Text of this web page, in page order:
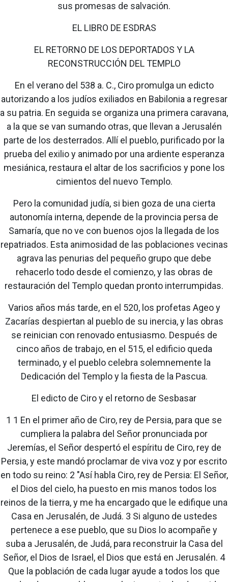
sus promesas de salvación.
EL LIBRO DE ESDRAS
EL RETORNO DE LOS DEPORTADOS Y LA
RECONSTRUCCIÓN DEL TEMPLO
En el verano del 538 a. C., Ciro promulga un edicto
autorizando a los judíos exiliados en Babilonia a regresar
a su patria. En seguida se organiza una primera caravana,
a la que se van sumando otras, que llevan a Jerusalén
parte de los desterrados. Allí el pueblo, purificado por la
prueba del exilio y animado por una ardiente esperanza
mesiánica, restaura el altar de los sacrificios y pone los
cimientos del nuevo Templo.
Pero la comunidad judía, si bien goza de una cierta
autonomía interna, depende de la provincia persa de
Samaría, que no ve con buenos ojos la llegada de los
repatriados. Esta animosidad de las poblaciones vecinas
agrava las penurias del pequeño grupo que debe
rehacerlo todo desde el comienzo, y las obras de
restauración del Templo quedan pronto interrumpidas.
Varios años más tarde, en el 520, los profetas Ageo y
Zacarías despiertan al pueblo de su inercia, y las obras
se reinician con renovado entusiasmo. Después de
cinco años de trabajo, en el 515, el edificio queda
terminado, y el pueblo celebra solemnemente la
Dedicación del Templo y la fiesta de la Pascua.
El edicto de Ciro y el retorno de Sesbasar
1 1 En el primer año de Ciro, rey de Persia, para que se
cumpliera la palabra del Señor pronunciada por
Jeremías, el Señor despertó el espíritu de Ciro, rey de
Persia, y este mandó proclamar de viva voz y por escrito
en todo su reino: 2 "Así habla Ciro, rey de Persia: El Señor,
el Dios del cielo, ha puesto en mis manos todos los
reinos de la tierra, y me ha encargado que le edifique una
Casa en Jerusalén, de Judá. 3 Si alguno de ustedes
pertenece a ese pueblo, que su Dios lo acompañe y
suba a Jerusalén, de Judá, para reconstruir la Casa del
Señor, el Dios de Israel, el Dios que está en Jerusalén. 4
Que la población de cada lugar ayude a todos los que